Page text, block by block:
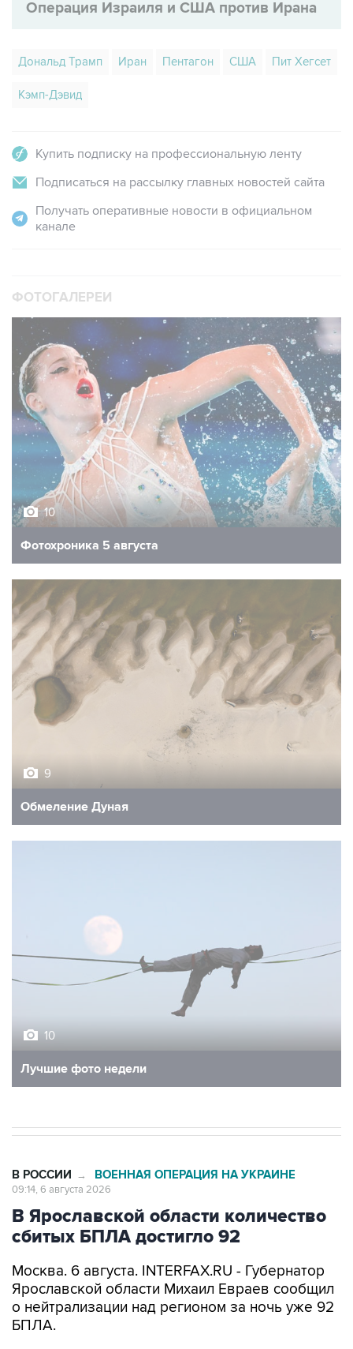
Операция Израиля и США против Ирана
Дональд Трамп Иран Пентагон США Пит Хегсет
Кэмп-Дэвид
Купить подписку на профессиональную ленту
Подписаться на рассылку главных новостей сайта
Получать оперативные новости в официальном
канале
ФОТОГАЛЕРЕИ
10
Фотохроника 5 августа
9
Обмеление Дуная
10
Лучшие фото недели
В РОССИИ → ВОЕННАЯ ОПЕРАЦИЯ НА УКРАИНЕ
09:14, 6 августа 2026
В Ярославской области количество
сбитых БПЛА достигло 92
Москва. 6 августа. INTERFAX.RU - Губернатор
Ярославской области Михаил Евраев сообщил
о нейтрализации над регионом за ночь уже 92
БПЛА.